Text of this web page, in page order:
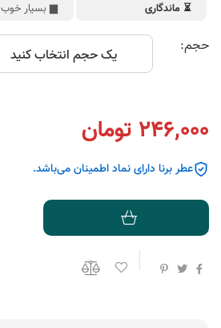
⏳ ماندگاری
▆ بسیار خوب
حجم:
246,000 تومان
عطر برنا دارای نماد اطمینان می‌باشد.